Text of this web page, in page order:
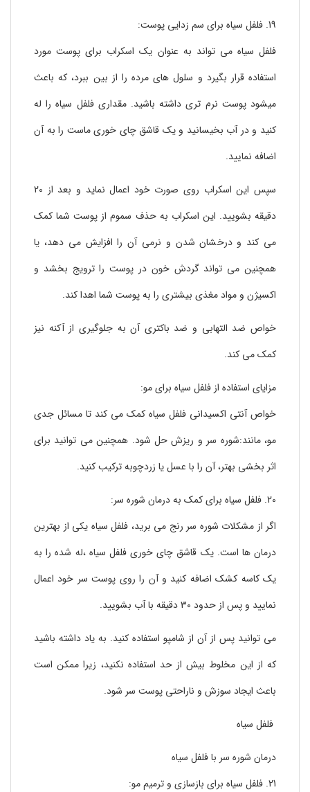
19. فلفل سیاه برای سم زدایی پوست:
فلفل سیاه می تواند به عنوان یک اسکراب برای پوست مورد
استفاده قرار بگیرد و سلول های مرده را از بین ببرد، که باعث
میشود پوست نرم تری داشته باشید. مقداری فلفل سیاه را له
کنید و در آب بخیسانید و یک قاشق چای خوری ماست را به آن
اضافه نمایید.
سپس این اسکراب روی صورت خود اعمال نماید و بعد از 20
دقیقه بشویید. این اسکراب به حذف سموم از پوست شما کمک
می کند و درخشان شدن و نرمی آن را افزایش می دهد، یا
همچنین می تواند گردش خون در پوست را ترویج بخشد و
اکسیژن و مواد مغذی بیشتری را به پوست شما اهدا کند.
خواص ضد التهابی و ضد باکتری آن به جلوگیری از آکنه نیز
کمک می کند.
مزایای استفاده از فلفل سیاه برای مو:
خواص آنتی اکسیدانی فلفل سیاه کمک می کند تا مسائل جدی
مو، مانند:شوره سر و ریزش حل شود. همچنین می توانید برای
اثر بخشی بهتر، آن را با عسل یا زردچوبه ترکیب کنید.
20. فلفل سیاه برای کمک به درمان شوره سر:
اگر از مشکلات شوره سر رنج می برید، فلفل سیاه یکی از بهترین
درمان ها است. یک قاشق چای خوری فلفل سیاه ،له شده را به
یک کاسه کشک اضافه کنید و آن را روی پوست سر خود اعمال
نمایید و پس از حدود 30 دقیقه با آب بشویید.
می توانید پس از آن از شامپو استفاده کنید. به یاد داشته باشید
که از این مخلوط بیش از حد استفاده نکنید، زیرا ممکن است
باعث ایجاد سوزش و ناراحتی پوست سر شود.
فلفل سیاه
درمان شوره سر با فلفل سیاه
21. فلفل سیاه برای بازسازی و ترمیم مو: